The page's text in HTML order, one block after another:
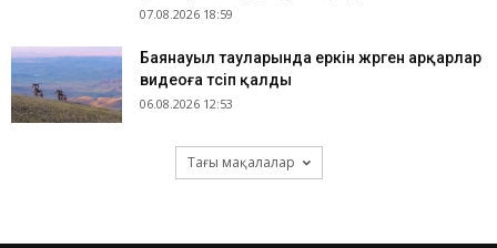
07.08.2026 18:59
Баянауыл тауларында еркін жүрген арқарлар
видеоға түсіп қалды
06.08.2026 12:53
Тағы мақалалар